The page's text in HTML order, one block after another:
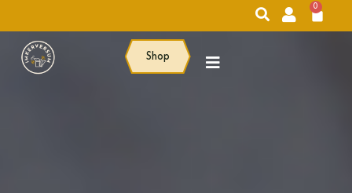
0
Shop